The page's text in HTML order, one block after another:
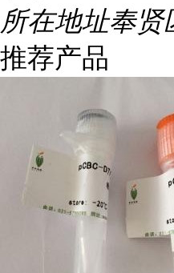
所在地址奉贤
推荐产品